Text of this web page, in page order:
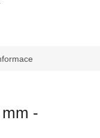
-